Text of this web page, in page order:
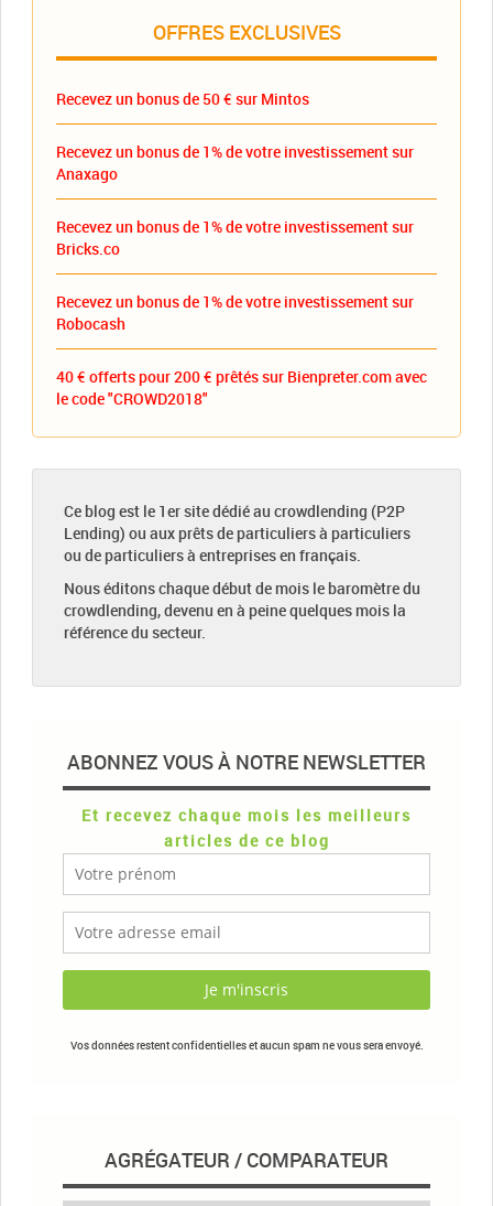
OFFRES EXCLUSIVES
Recevez un bonus de 50 € sur Mintos
Recevez un bonus de 1% de votre investissement sur
Anaxago
Recevez un bonus de 1% de votre investissement sur
Bricks.co
Recevez un bonus de 1% de votre investissement sur
Robocash
40 € offerts pour 200 € prêtés sur Bienpreter.com avec
le code "CROWD2018"
Ce blog est le 1er site dédié au crowdlending (P2P
Lending) ou aux prêts de particuliers à particuliers
ou de particuliers à entreprises en français.
Nous éditons chaque début de mois le baromètre du
crowdlending, devenu en à peine quelques mois la
référence du secteur.
ABONNEZ VOUS À NOTRE NEWSLETTER
Et recevez chaque mois les meilleurs
articles de ce blog
Vos données restent confidentielles et aucun spam ne vous sera envoyé.
AGRÉGATEUR / COMPARATEUR